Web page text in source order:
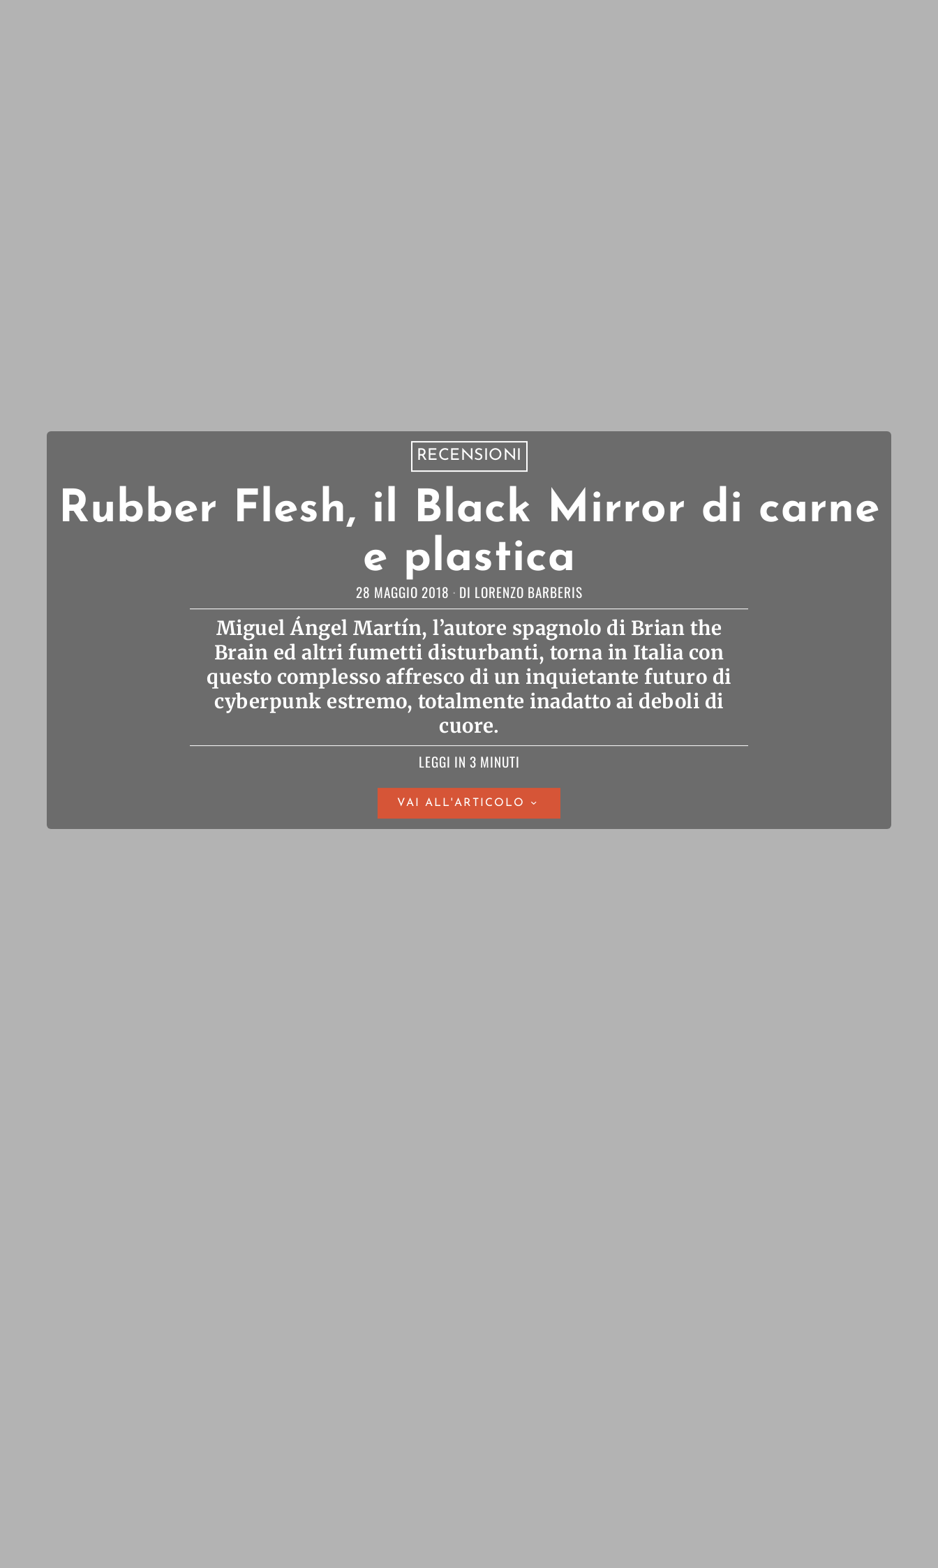
RECENSIONI
Rubber Flesh, il Black Mirror di carne
e plastica
28 MAGGIO 2018 DI LORENZO BARBERIS
Miguel Ángel Martín, l’autore spagnolo di Brian the
Brain ed altri fumetti disturbanti, torna in Italia con
questo complesso affresco di un inquietante futuro di
cyberpunk estremo, totalmente inadatto ai deboli di
cuore.
LEGGI IN 3 MINUTI
VAI ALL'ARTICOLO